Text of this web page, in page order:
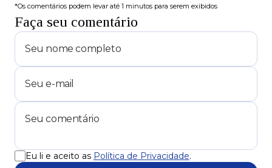
*Os comentários podem levar até 1 minutos para serem exibidos
Faça seu comentário
Eu li e aceito as Política de Privacidade.